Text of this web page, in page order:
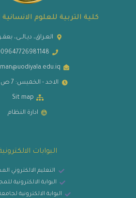
كلية التربية للعلوم
العـراق، ديـالــى،
الاحد - الخميس: 7 ص - 3 م
Sit map
ادارة النظام
البوابات
التعليم الالكتروني
البوابة الالكترونية
البوابة الالكترونية